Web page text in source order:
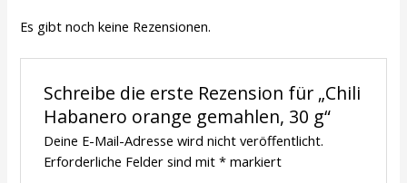
Es gibt noch keine Rezensionen.
Schreibe die erste Rezension für „Chili
Habanero orange gemahlen, 30 g“
Deine E-Mail-Adresse wird nicht veröffentlicht.
Erforderliche Felder sind mit *markiert